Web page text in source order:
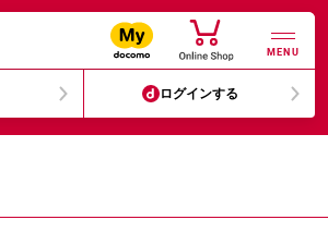
MENU
ログインする